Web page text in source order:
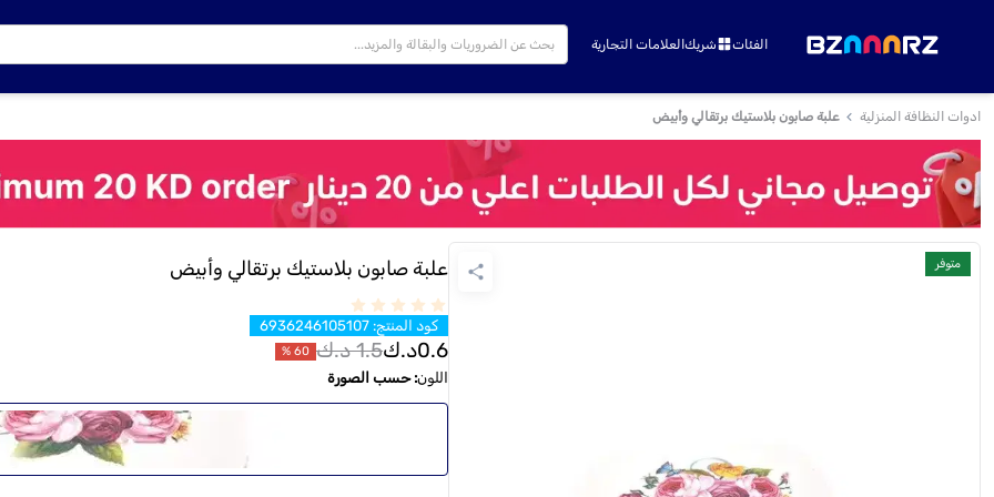
الفئات شريكالعلامات التجارية
ادوات النظافة المنزلية علبة صابون بلاستيك برتقالي وأبيض
متوفر علبة صابون بلاستيك برتقالي وأبيض
كود المنتج:
6936246105107
0.6د.ك1.5 د.ك 60
%
اللون:حسب الصورة